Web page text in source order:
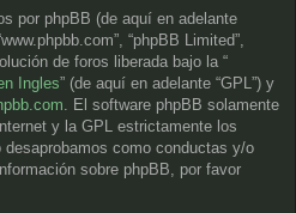
por phpBB (de aquí en adelante
“phpBB Limited”,
de foros liberada bajo la “
Ingles” (de aquí en adelante “GPL”) y
. El software phpBB solamente
y la GPL estrictamente los
como conductas y/o
sobre phpBB, por favor